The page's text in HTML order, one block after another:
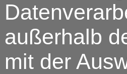
außerhalb
mit der